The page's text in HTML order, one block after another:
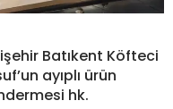
Batıkent Köfteci
ayıplı ürün
hk.